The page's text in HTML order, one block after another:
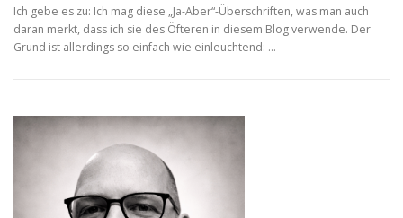
Ich gebe es zu: Ich mag diese „Ja-Aber“-Überschriften, was man auch
daran merkt, dass ich sie des Öfteren in diesem Blog verwende. Der
Grund ist allerdings so einfach wie einleuchtend: …